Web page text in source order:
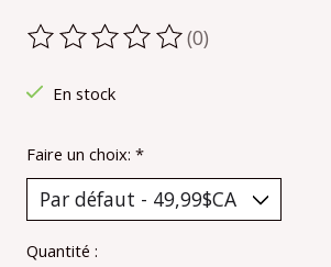
Ce produit est évalué à
(0)
En stock
Faire un choix: *
Quantité :